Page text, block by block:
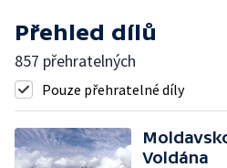
Přehled dílů
857 přehratelných
Pouze přehratelné díly
Voldána